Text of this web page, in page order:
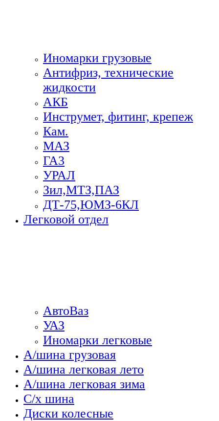
Иномарки грузовые
Антифриз, технические
жидкости
АКБ
Инструмет, фитинг, крепеж
Кам.
МАЗ
ГА3
УРАЛ
Зил,МТЗ,ПАЗ
ДТ-75,ЮМЗ-6КЛ
Легковой отдел
АвтоВаз
УАЗ
Иномарки легковые
А/шина грузовая
А/шина легковая лето
А/шина легковая зима
С/х шина
Диски колесные